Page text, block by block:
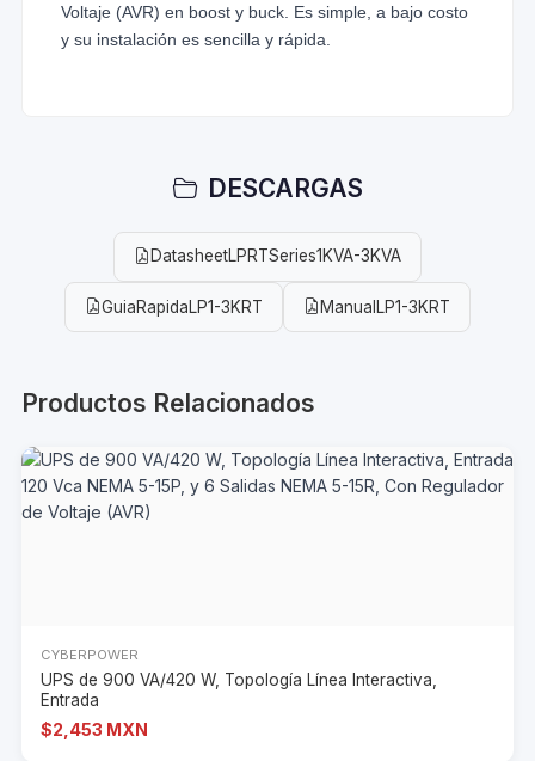
Voltaje (AVR) en boost y buck. Es simple, a bajo costo
y su instalación es sencilla y rápida.
DESCARGAS
DatasheetLPRTSeries1KVA-3KVA
GuiaRapidaLP1-3KRT ManualLP1-3KRT
Productos Relacionados
CYBERPOWER
UPS de 900 VA/420 W, Topología Línea Interactiva,
Entrada
$2,453 MXN